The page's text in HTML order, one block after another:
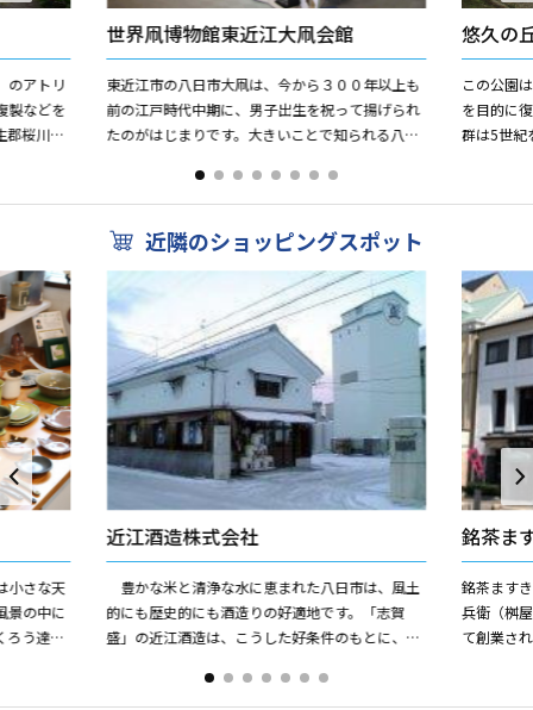
アトリ
製などを
郡桜川村
世界凧博物館東近江大凧会館
東近江市の八日市大凧は、今から３００年以上も
前の江戸時代中期に、男子出生を祝って揚げられ
たのがはじまりです。大きいことで知られる八日
館東近江大凧会館の屋根は...
悠久の
この公園
を目的に
群は5世紀
近隣のショッピングスポット
小さな天
景の中に
ろう達が
近江酒造株式会社
豊かな米と清浄な水に恵まれた八日市は、風土
的にも歴史的にも酒造りの好適地です。「志賀
盛」の近江酒造は、こうした好条件のもとに、地
て設立された蔵元です。蔵人...
銘茶ま
銘茶ます
兵衛（桝
て創業さ